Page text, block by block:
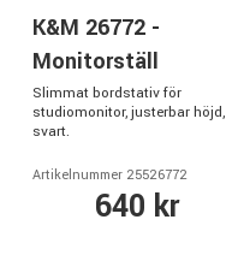
K&M 26772 -
Monitorställ
Slimmat bordstativ för
studiomonitor, justerbar höjd,
svart.
Artikelnummer 25526772
640 kr